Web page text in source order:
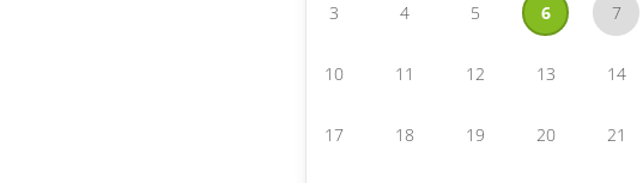
3 4 5 6 7
10 11 12 13 14
17 18 19 20 21